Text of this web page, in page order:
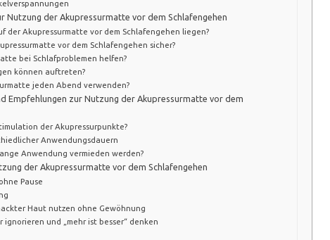
Nutzung der Akupressurmatte vor dem Schlafengehen
der Akupressurmatte vor dem Schlafengehen liegen?
vor dem Schlafengehen sicher?
bei Schlafproblemen helfen?
können auftreten?
jeden Abend verwenden?
Empfehlungen zur Nutzung der Akupressurmatte vor dem
der Akupressurpunkte?
Anwendungsdauern
Anwendung vermieden werden?
der Akupressurmatte vor dem Schlafengehen
Pause
Haut nutzen ohne Gewöhnung
ignorieren und „mehr ist besser“ denken